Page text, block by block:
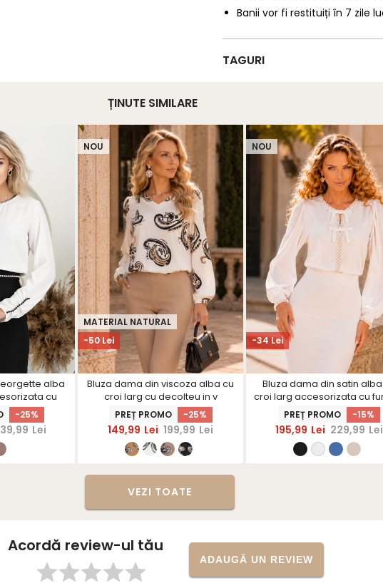
Banii vor fi restituiți în 7 zile
TAGURI
ȚINUTE SIMILARE
alba
cu
-25%
Lei
-50 Lei
MATERIAL NATURAL
NOU
Bluza dama din viscoza alba cu
croi larg cu decolteu in v
PREȚ PROMO -25%
149,99 Lei 199,99 Lei
-34 Lei
NOU
Bluza dama din satin
croi larg accesorizata cu
perle - StarShinerS
PREȚ PROMO -15%
195,99 Lei 229,99 Lei
VEZI TOATE
Acordă review-ul tău
ADAUGĂ UN REVIEW